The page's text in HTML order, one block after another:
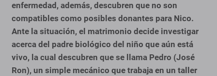
enfermedad, además, descubren que no son
compatibles como posibles donantes para Nico.
Ante la situación, el matrimonio decide investigar
acerca del padre biológico del niño que aún está
vivo, la cual descubren que se llama Pedro (José
Ron), un simple mecánico que trabaja en un taller